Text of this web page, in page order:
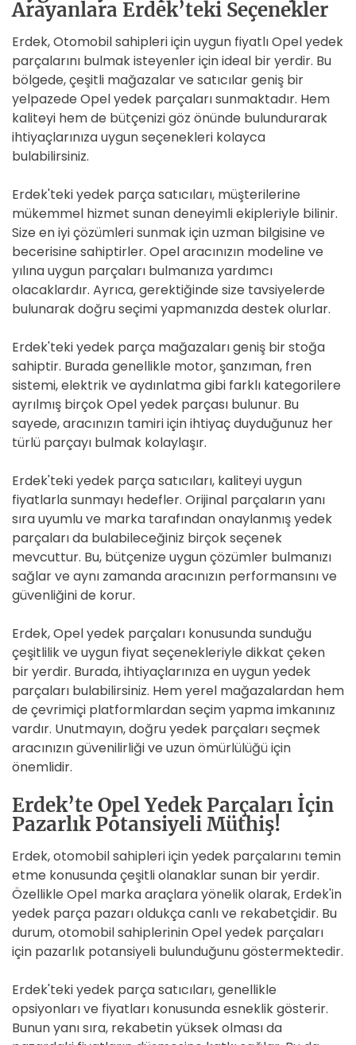
Arayanlara Erdek’teki Seçenekler
Erdek, Otomobil sahipleri için uygun fiyatlı Opel yedek
parçalarını bulmak isteyenler için ideal bir yerdir. Bu
bölgede, çeşitli mağazalar ve satıcılar geniş bir
yelpazede Opel yedek parçaları sunmaktadır. Hem
kaliteyi hem de bütçenizi göz önünde bulundurarak
ihtiyaçlarınıza uygun seçenekleri kolayca
bulabilirsiniz.
Erdek'teki yedek parça satıcıları, müşterilerine
mükemmel hizmet sunan deneyimli ekipleriyle bilinir.
Size en iyi çözümleri sunmak için uzman bilgisine ve
becerisine sahiptirler. Opel aracınızın modeline ve
yılına uygun parçaları bulmanıza yardımcı
olacaklardır. Ayrıca, gerektiğinde size tavsiyelerde
bulunarak doğru seçimi yapmanızda destek olurlar.
Erdek'teki yedek parça mağazaları geniş bir stoğa
sahiptir. Burada genellikle motor, şanzıman, fren
sistemi, elektrik ve aydınlatma gibi farklı kategorilere
ayrılmış birçok Opel yedek parçası bulunur. Bu
sayede, aracınızın tamiri için ihtiyaç duyduğunuz her
türlü parçayı bulmak kolaylaşır.
Erdek'teki yedek parça satıcıları, kaliteyi uygun
fiyatlarla sunmayı hedefler. Orijinal parçaların yanı
sıra uyumlu ve marka tarafından onaylanmış yedek
parçaları da bulabileceğiniz birçok seçenek
mevcuttur. Bu, bütçenize uygun çözümler bulmanızı
sağlar ve aynı zamanda aracınızın performansını ve
güvenliğini de korur.
Erdek, Opel yedek parçaları konusunda sunduğu
çeşitlilik ve uygun fiyat seçenekleriyle dikkat çeken
bir yerdir. Burada, ihtiyaçlarınıza en uygun yedek
parçaları bulabilirsiniz. Hem yerel mağazalardan hem
de çevrimiçi platformlardan seçim yapma imkanınız
vardır. Unutmayın, doğru yedek parçaları seçmek
aracınızın güvenilirliği ve uzun ömürlülüğü için
önemlidir.
Erdek’te Opel Yedek Parçaları İçin
Pazarlık Potansiyeli Müthiş!
Erdek, otomobil sahipleri için yedek parçalarını temin
etme konusunda çeşitli olanaklar sunan bir yerdir.
Özellikle Opel marka araçlara yönelik olarak, Erdek'in
yedek parça pazarı oldukça canlı ve rekabetçidir. Bu
durum, otomobil sahiplerinin Opel yedek parçaları
için pazarlık potansiyeli bulunduğunu göstermektedir.
Erdek'teki yedek parça satıcıları, genellikle
opsiyonları ve fiyatları konusunda esneklik gösterir.
Bunun yanı sıra, rekabetin yüksek olması da